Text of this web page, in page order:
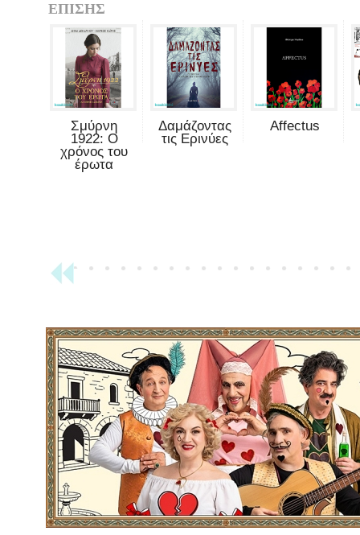
ΕΠΙΣΗΣ
Σμύρνη
1922: Ο
χρόνος του
έρωτα
Δαμάζοντας
τις Ερινύες
Affectus